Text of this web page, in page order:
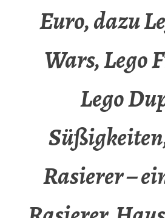
Euro, dazu
Wars, Lego
Lego
Rasierer –